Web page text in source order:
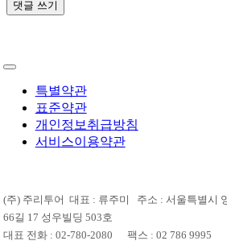
특별약관
표준약관
개인정보취급방침
서비스이용약관
(주) 주리투어 대표 : 류주미 주소 : 서울특별시
66길 17 성우빌딩 503호
대표 전화 : 02-780-2080 팩스 : 02 786 9995